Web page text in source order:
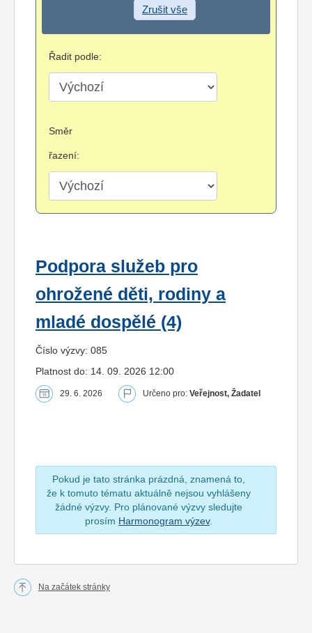
Zrušit vše
Řadit podle:
Směr
řazení:
Podpora služeb pro
ohrožené děti, rodiny a
mladé dospělé (4)
Číslo výzvy: 085
Platnost do: 14. 09. 2026 12:00
29. 6. 2026 Určeno pro: Veřejnost, Žadatel
Pokud je tato stránka prázdná, znamená to,
že k tomuto tématu aktuálně nejsou vyhlášeny
žádné výzvy. Pro plánované výzvy sledujte
prosím Harmonogram výzev.
Na začátek stránky